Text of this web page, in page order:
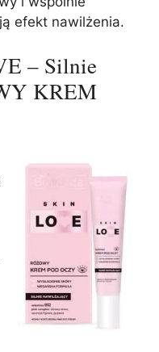
efekt nawilżenia.
– Silnie
KREM